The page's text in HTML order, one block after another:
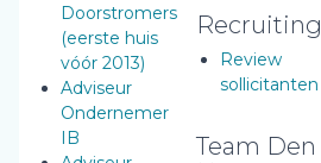
Doorstromers
(eerste huis
vóór 2013)
Adviseur
Ondernemer
IB
Recruiting
Review
sollicitanten
Team Den